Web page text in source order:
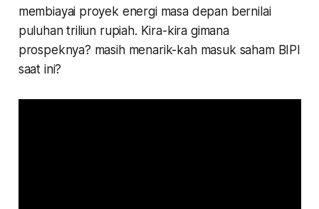
membiayai proyek energi masa depan bernilai
puluhan triliun rupiah. Kira-kira gimana
prospeknya? masih menarik-kah masuk saham BIPI
saat ini?